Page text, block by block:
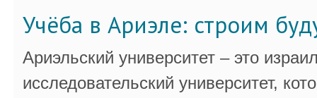
Учёба в Ариэле: строим
Ариэльский университет – это
исследовательский университет,